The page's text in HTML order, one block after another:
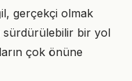
gerçekçi olmak
sürdürülebilir bir yol
çok önüne